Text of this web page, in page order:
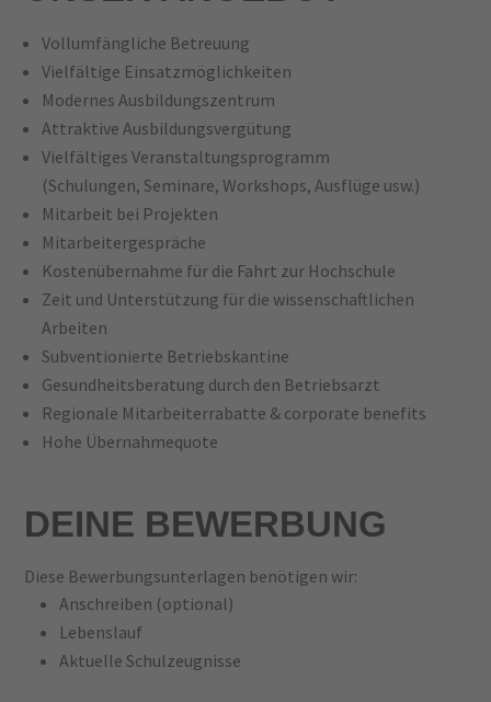
Vollumfängliche Betreuung
Vielfältige Einsatzmöglichkeiten
Modernes Ausbildungszentrum
Attraktive Ausbildungsvergütung
Vielfältiges Veranstaltungsprogramm
(Schulungen, Seminare, Workshops, Ausflüge usw.)
Mitarbeit bei Projekten
Mitarbeitergespräche
Kostenübernahme für die Fahrt zur Hochschule
Zeit und Unterstützung für die wissenschaftlichen
Arbeiten
Subventionierte Betriebskantine
Gesundheitsberatung durch den Betriebsarzt
Regionale Mitarbeiterrabatte & corporate benefits
Hohe Übernahmequote
DEINE BEWERBUNG
Diese Bewerbungsunterlagen benötigen wir:
Anschreiben (optional)
Lebenslauf
Aktuelle Schulzeugnisse